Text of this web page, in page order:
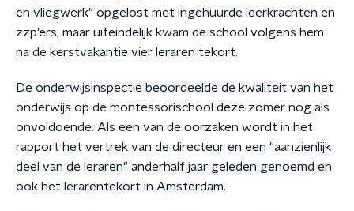
en vliegwerk" opgelost met ingehuurde leerkrachten en
zzp'ers, maar uiteindelijk kwam de school volgens hem
na de kerstvakantie vier leraren tekort.
De onderwijsinspectie beoordeelde de kwaliteit van het
onderwijs op de montessorischool deze zomer nog als
onvoldoende. Als een van de oorzaken wordt in het
rapport het vertrek van de directeur en een "aanzienlijk
deel van de leraren" anderhalf jaar geleden genoemd en
ook het lerarentekort in Amsterdam.